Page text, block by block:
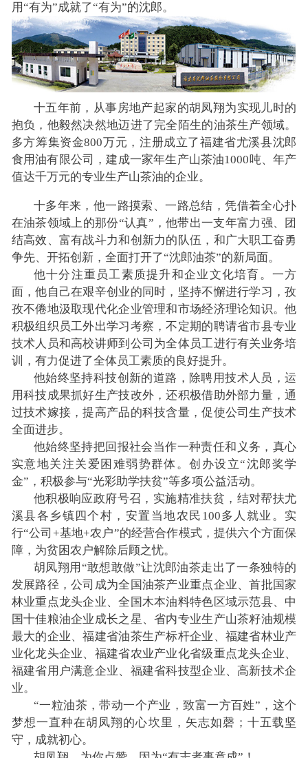
用“有为”成就了“有为”的沈郎。
十五年前，从事房地产起家的胡凤翔为实现儿时的
抱负，他毅然决然地迈进了完全陌生的油茶生产领域。
多方筹集资金800万元，注册成立了福建省尤溪县沈郎
食用油有限公司，建成一家年生产山茶油1000吨、年产
值达千万元的专业生产山茶油的企业。
十多年来，他一路摸索、一路总结，凭借着全心扑
在油茶领域上的那份“认真”，他带出一支年富力强、团
结高效、富有战斗力和创新力的队伍，和广大职工奋勇
争先、开拓创新，全面打开了“沈郎油茶”的新局面。
他十分注重员工素质提升和企业文化培育。一方
面，他自己在艰辛创业的同时，坚持不懈进行学习，孜
孜不倦地汲取现代化企业管理和市场经济理论知识。他
积极组织员工外出学习考察，不定期的聘请省市县专业
技术人员和高校讲师到公司为全体员工进行有关业务培
训，有力促进了全体员工素质的良好提升。
他始终坚持科技创新的道路，除聘用技术人员，运
用科技成果抓好生产技改外，还积极借助外部力量，通
过技术嫁接，提高产品的科技含量，促使公司生产技术
全面进步。
他始终坚持把回报社会当作一种责任和义务，真心
实意地关注关爱困难弱势群体。创办设立“沈郎奖学
金”，积极参与“光彩助学扶贫”等多项公益活动。
他积极响应政府号召，实施精准扶贫，结对帮扶尤
溪县各乡镇四个村，安置当地农民100多人就业。实
行“公司+基地+农户”的经营合作模式，提供六个方面保
障，为贫困农户解除后顾之忧。
胡凤翔用“敢想敢做”让沈郎油茶走出了一条独特的
发展路径，公司成为全国油茶产业重点企业、首批国家
林业重点龙头企业、全国木本油料特色区域示范县、中
国十佳粮油企业成长之星、省内专业生产山茶籽油规模
最大的企业、福建省油茶生产标杆企业、福建省林业产
业化龙头企业、福建省农业产业化省级重点龙头企业、
福建省用户满意企业、福建省科技型企业、高新技术企
业。
“一粒油茶，带动一个产业，致富一方百姓”，这个
梦想一直种在胡凤翔的心坎里，矢志如磬；十五载坚
守，成就初心。